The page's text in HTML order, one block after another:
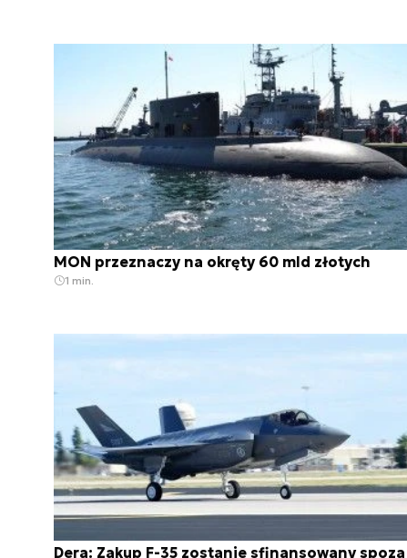
MON przeznaczy na okręty 60 mld złotych
1 min.
Dera: Zakup F-35 zostanie sfinansowany spoza